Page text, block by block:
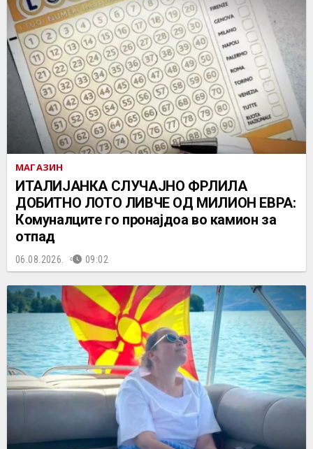
МАГАЗИН
ИТАЛИЈАНКА СЛУЧАЈНО ФРЛИЛА
ДОБИТНО ЛОТО ЛИВЧЕ ОД МИЛИОН ЕВРА:
Комуналците го пронајдоа во камион за
отпад
06.08.2026. 09:02